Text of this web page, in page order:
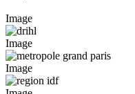
Image
Image
Image